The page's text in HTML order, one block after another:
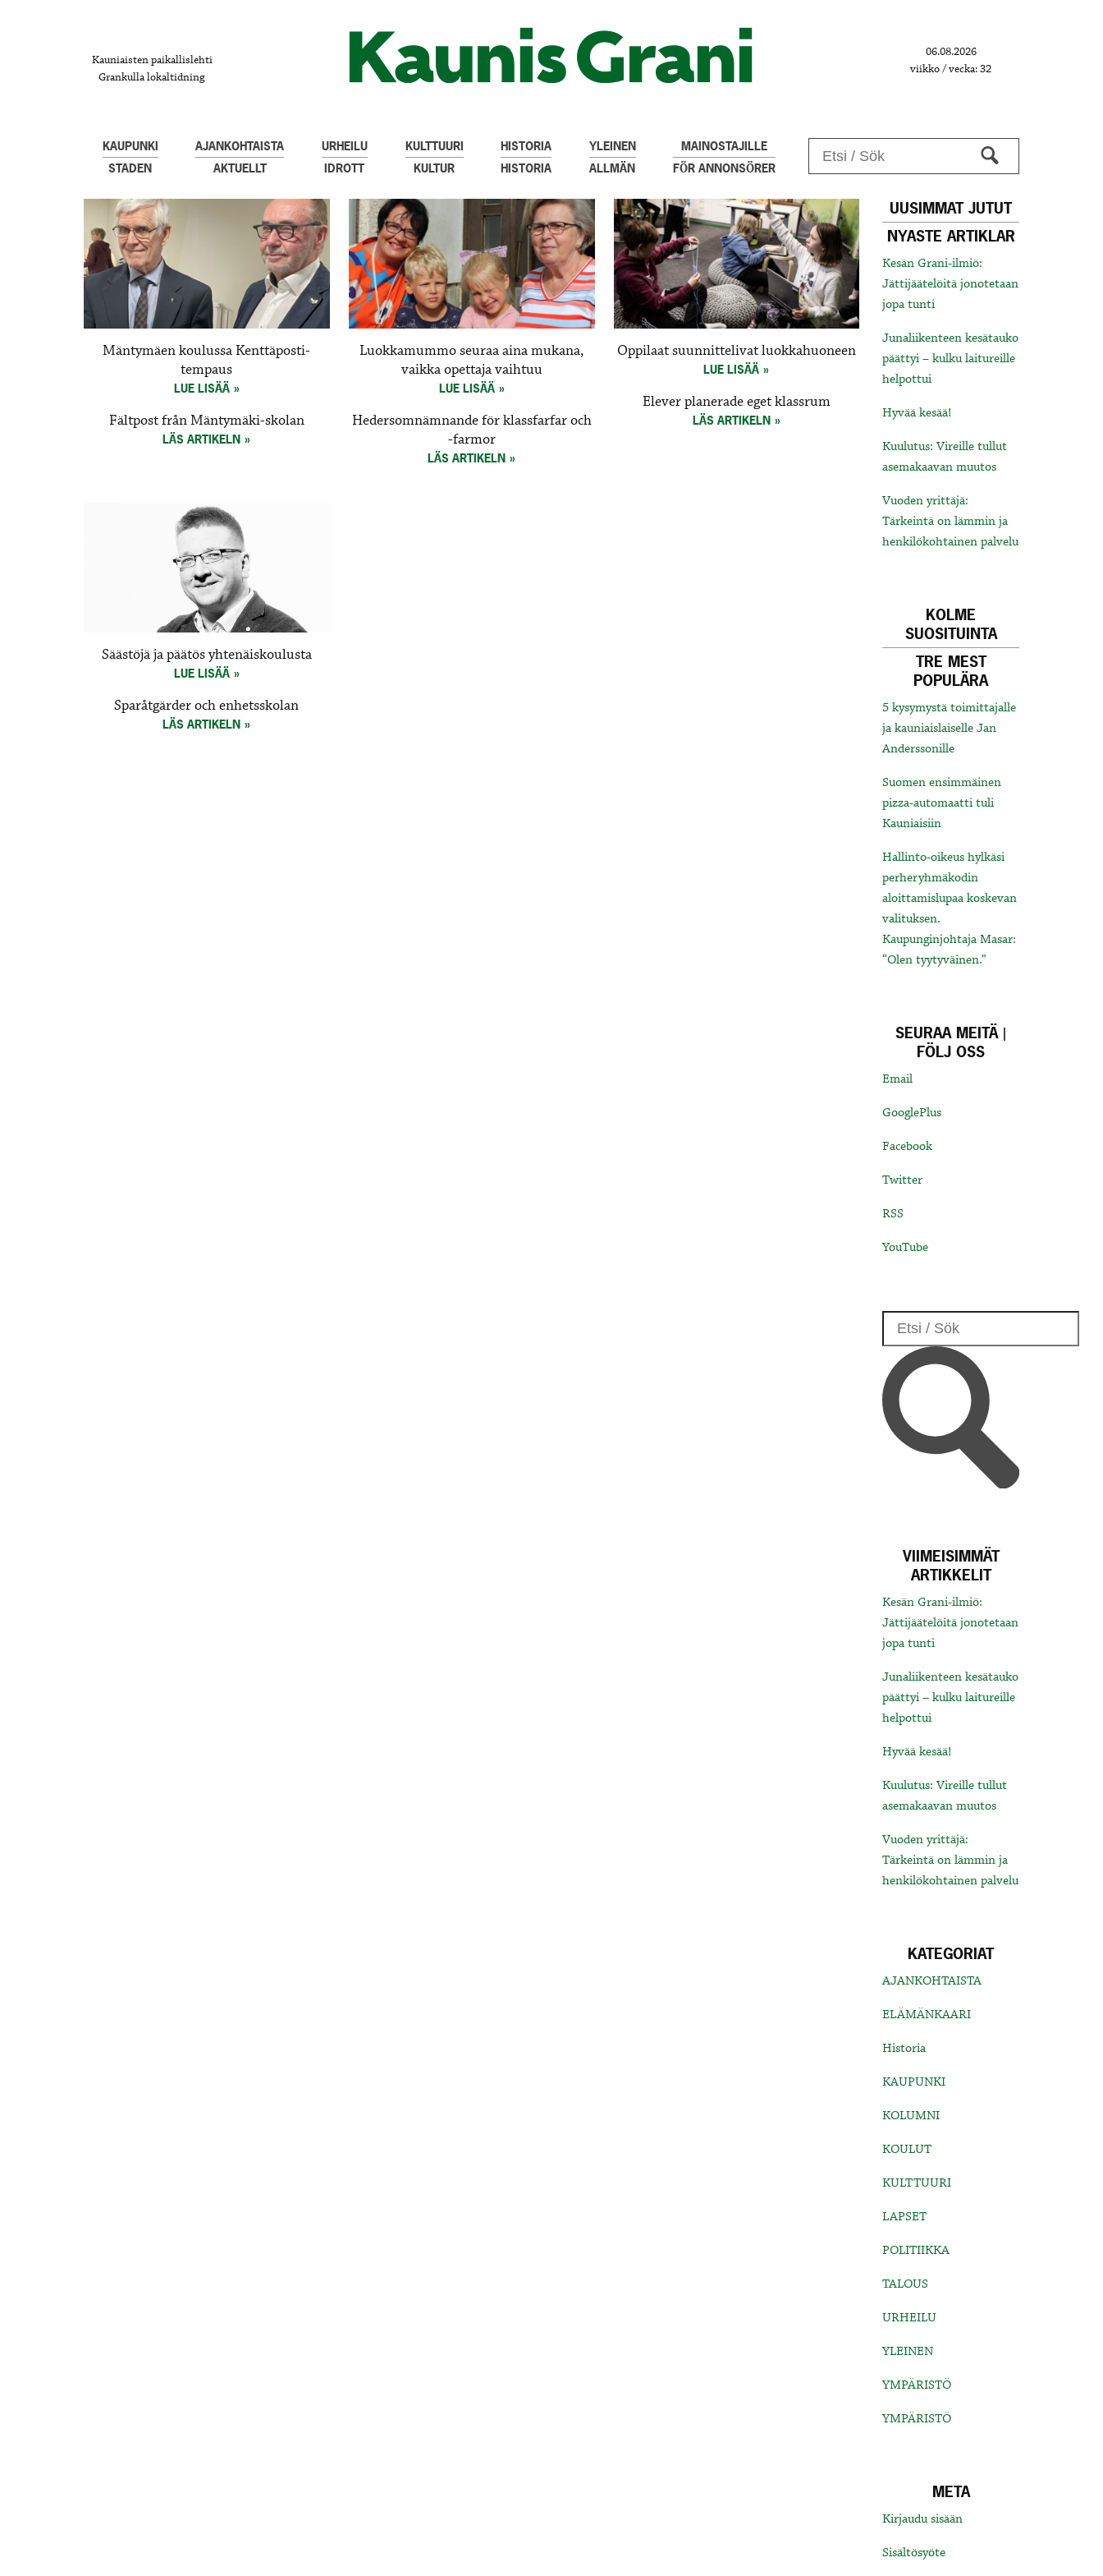
Kauniaisten paikallislehti
Grankulla lokaltidning
06.08.2026
viikko / vecka: 32
KAUPUNKI
STADEN
AJANKOHTAISTA
AKTUELLT
URHEILU
IDROTT
KULTTUURI
KULTUR
HISTORIA
HISTORIA
YLEINEN
ALLMÄN
MAINOSTAJILLE
FÖR ANNONSÖRER
Mäntymäen koulussa Kenttäposti-
tempaus
LUE LISÄÄ
Fältpost från Mäntymäki-skolan
LÄS ARTIKELN
Luokkamummo seuraa aina mukana,
vaikka opettaja vaihtuu
LUE LISÄÄ
Hedersomnämnande för klassfarfar och
-farmor
LÄS ARTIKELN
Oppilaat suunnittelivat luokkahuoneen
LUE LISÄÄ
Elever planerade eget klassrum
LÄS ARTIKELN
Säästöjä ja päätös yhtenäiskoulusta
LUE LISÄÄ
Sparåtgärder och enhetsskolan
LÄS ARTIKELN
UUSIMMAT JUTUT
NYASTE ARTIKLAR
Kesän Grani-ilmiö:
Jättijäätelöitä jonotetaan
jopa tunti
Junaliikenteen kesätauko
päättyi – kulku laitureille
helpottui
Hyvää kesää!
Kuulutus: Vireille tullut
asemakaavan muutos
Vuoden yrittäjä:
Tärkeintä on lämmin ja
henkilökohtainen palvelu
KOLME
SUOSITUINTA
TRE MEST
POPULÄRA
5 kysymystä toimittajalle
ja kauniaislaiselle Jan
Anderssonille
Suomen ensimmäinen
pizza-automaatti tuli
Kauniaisiin
Hallinto-oikeus hylkäsi
perheryhmäkodin
aloittamislupaa koskevan
valituksen.
Kaupunginjohtaja Masar:
“Olen tyytyväinen.”
SEURAA MEITÄ |
FÖLJ OSS
Email
GooglePlus
Facebook
Twitter
RSS
YouTube
VIIMEISIMMÄT
ARTIKKELIT
Kesän Grani-ilmiö:
Jättijäätelöitä jonotetaan
jopa tunti
Junaliikenteen kesätauko
päättyi – kulku laitureille
helpottui
Hyvää kesää!
Kuulutus: Vireille tullut
asemakaavan muutos
Vuoden yrittäjä:
Tärkeintä on lämmin ja
henkilökohtainen palvelu
KATEGORIAT
AJANKOHTAISTA
ELÄMÄNKAARI
Historia
KAUPUNKI
KOLUMNI
KOULUT
KULTTUURI
LAPSET
POLITIIKKA
TALOUS
URHEILU
YLEINEN
YMPÄRISTÖ
YMPÄRISTÖ
META
Kirjaudu sisään
Sisältösyöte